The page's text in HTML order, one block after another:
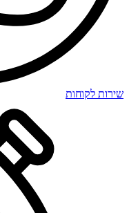
שירות לקוחות